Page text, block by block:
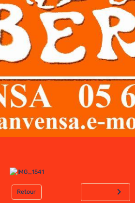
Retour